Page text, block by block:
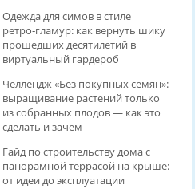
Одежда для симов в стиле
ретро‑гламур: как вернуть шику
прошедших десятилетий в
виртуальный гардероб
Челлендж «Без покупных семян»:
выращивание растений только
из собранных плодов — как это
сделать и зачем
Гайд по строительству дома с
панорамной террасой на крыше:
от идеи до эксплуатации